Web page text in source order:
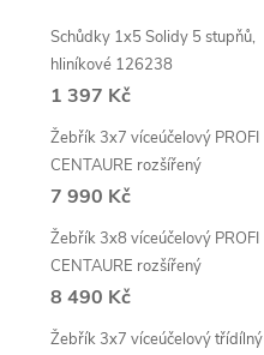
Schůdky 1x5 Solidy 5 stupňů,
hliníkové 126238
1 397 Kč
Žebřík 3x7 víceúčelový PROFI
CENTAURE rozšířený
7 990 Kč
Žebřík 3x8 víceúčelový PROFI
CENTAURE rozšířený
8 490 Kč
Žebřík 3x7 víceúčelový třídílný